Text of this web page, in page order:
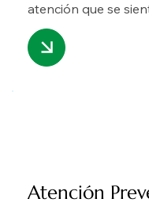
atención que se
Atención